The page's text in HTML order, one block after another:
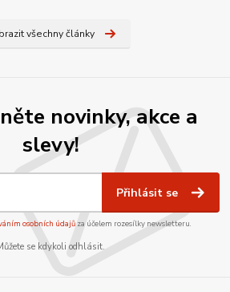
všechny články
novinky, akce a
slevy!
Přihlásit se
osobních údajůza účelem rozesílky newsletteru.
se kdykoli odhlásit.